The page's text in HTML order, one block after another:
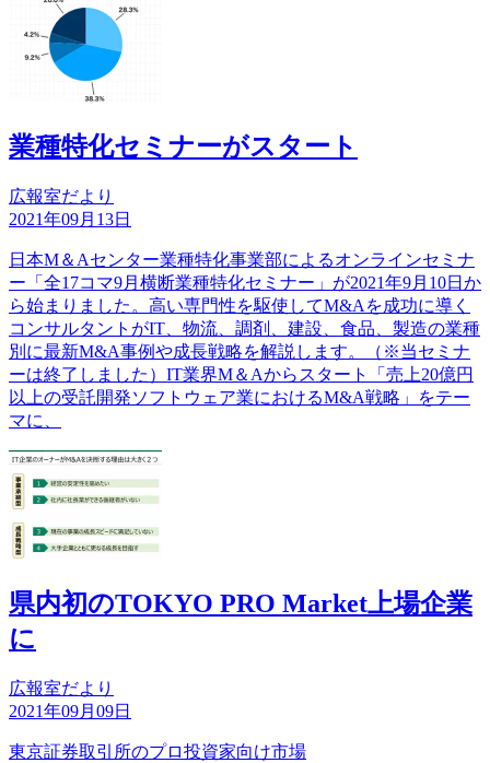
業種特化セミナーがスタート
広報室だより
2021年09月13日
日本M＆Aセンター業種特化事業部によるオンラインセミナ
ー「全17コマ9月横断業種特化セミナー」が2021年9月10日か
ら始まりました。高い専門性を駆使してM&Aを成功に導く
コンサルタントがIT、物流、調剤、建設、食品、製造の業種
別に最新M&A事例や成長戦略を解説します。（※当セミナ
ーは終了しました）IT業界M＆Aからスタート「売上20億円
以上の受託開発ソフトウェア業におけるM&A戦略」をテー
マに、
県内初のTOKYO PRO Market上場企業
に
広報室だより
2021年09月09日
東京証券取引所のプロ投資家向け市場